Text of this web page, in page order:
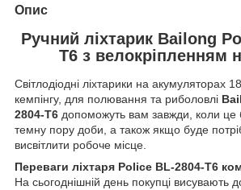
Опис
Ручний ліхтарик Bailong
T6 з велокріпленням
Світлодіодні ліхтарики на акумуляторах
кемпінгу, для полювання та риболовлі
2804-T6 допоможуть вам завжди, коли це
темну пору доби, а також якщо буде
висвітлити робоче місце.
Переваги ліхтаря Police BL-2804-T6
На сьогоднішній день покупці висувають